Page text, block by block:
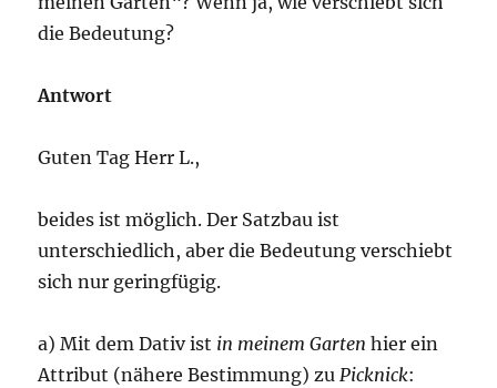
die Bedeutung?
Antwort
Guten Tag Herr L.,
beides ist möglich. Der Satzbau ist
unterschiedlich, aber die Bedeutung verschiebt
sich nur geringfügig.
a) Mit dem Dativ ist in meinem Garten hier ein
Attribut (nähere Bestimmung) zuPicknick: